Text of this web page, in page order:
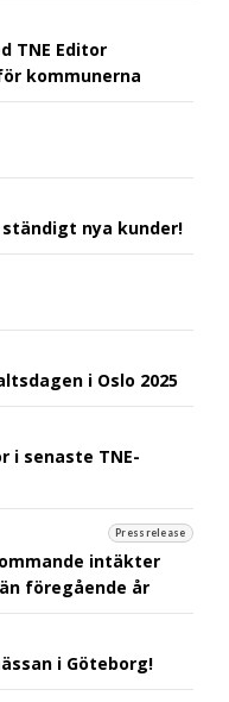
TNE Editor
kommunerna
nya kunder!
i Oslo 2025
i senaste TNE-
Pressrelease
intäkter
föregående år
i Göteborg!